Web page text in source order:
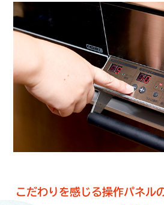
こだわりを感じる操作パネル